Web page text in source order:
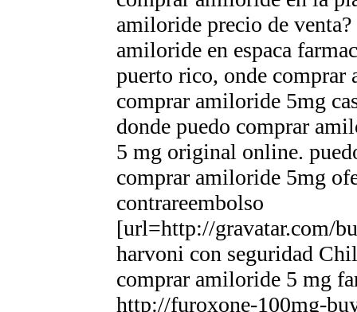
amiloride precio de
amiloride en espaсa
puerto rico, onde
comprar amiloride 5mg
donde puedo comprar
5 mg original online.
comprar amiloride 5mg
contrareembolso
[url=http://gravatar.com/
harvoni con seguridad
comprar amiloride 5 mg
http://furoxone-100mg-